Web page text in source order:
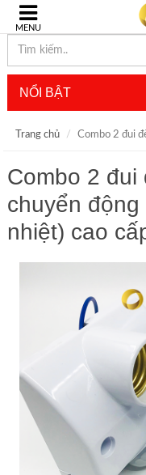
MENU
NỔI BẬT
Trang chủ Combo 2 đui
Combo 2 đui
chuyển
nhiệt) cao